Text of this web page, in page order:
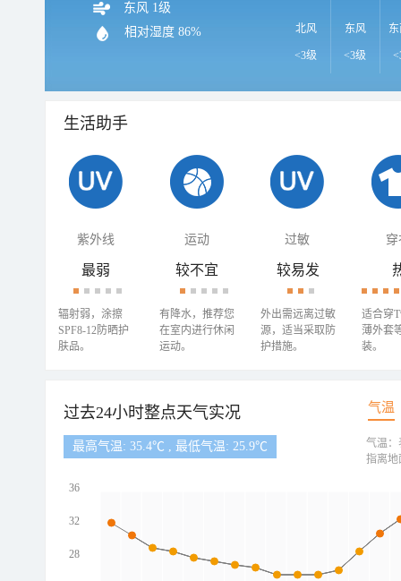
东风 1级
相对湿度 86% 北风
<3级
东风
<3级
生活助手
紫外线 运动 过敏 穿
最弱
辐射弱，涂擦
SPF8-12防晒护
肤品。
较不宜
有降水，推荐您
在室内进行休闲
运动。
较易发
外出需远离过敏
源，适当采取防
护措施。
适合穿
薄外套
装。
过去24小时整点天气实况 气温
最高气温: 35.4℃ , 最低气温: 25.9℃
36
32
28
气温：
指离地